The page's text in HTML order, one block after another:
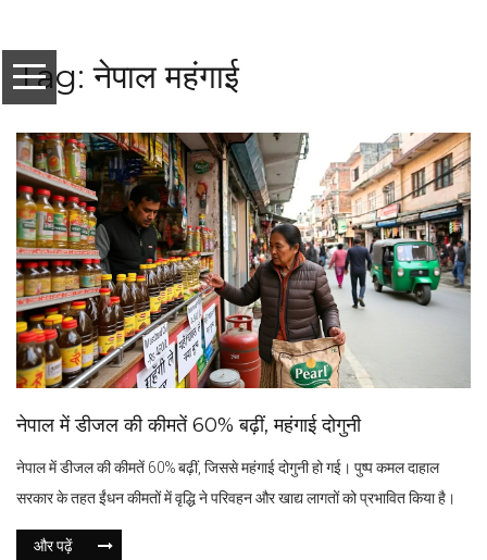
Tag: नेपाल महंगाई
नेपाल में डीजल की कीमतें 60% बढ़ीं, महंगाई दोगुनी
नेपाल में डीजल की कीमतें 60% बढ़ीं, जिससे महंगाई दोगुनी हो गई। पुष्प कमल दाहाल
सरकार के तहत ईंधन कीमतों में वृद्धि ने परिवहन और खाद्य लागतों को प्रभावित किया है।
और पढ़ें